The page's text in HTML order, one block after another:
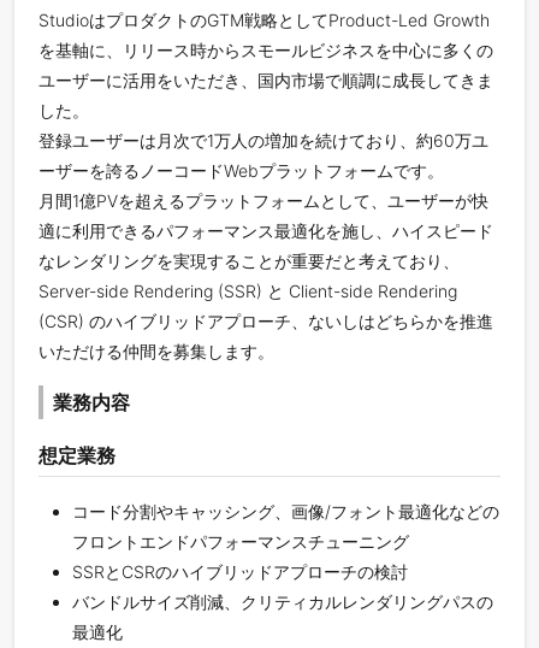
StudioはプロダクトのGTM戦略としてProduct-Led Growth
を基軸に、リリース時からスモールビジネスを中心に多くの
ユーザーに活用をいただき、国内市場で順調に成長してきま
した。
登録ユーザーは月次で1万人の増加を続けており、約60万ユ
ーザーを誇るノーコードWebプラットフォームです。
月間1億PVを超えるプラットフォームとして、ユーザーが快
適に利用できるパフォーマンス最適化を施し、ハイスピード
なレンダリングを実現することが重要だと考えており、
Server-side Rendering (SSR) と Client-side Rendering
(CSR) のハイブリッドアプローチ、ないしはどちらかを推進
いただける仲間を募集します。
業務内容
想定業務
コード分割やキャッシング、画像/フォント最適化などの
フロントエンドパフォーマンスチューニング
SSRとCSRのハイブリッドアプローチの検討
バンドルサイズ削減、クリティカルレンダリングパスの
最適化